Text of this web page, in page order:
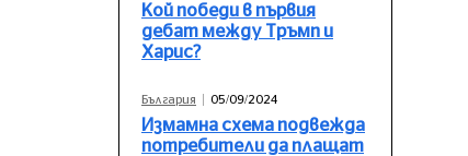
Кой победи в първия
дебат между Тръмп и
Харис?
България 05/09/2024
Измамна схема подвежда
потребители да плащат